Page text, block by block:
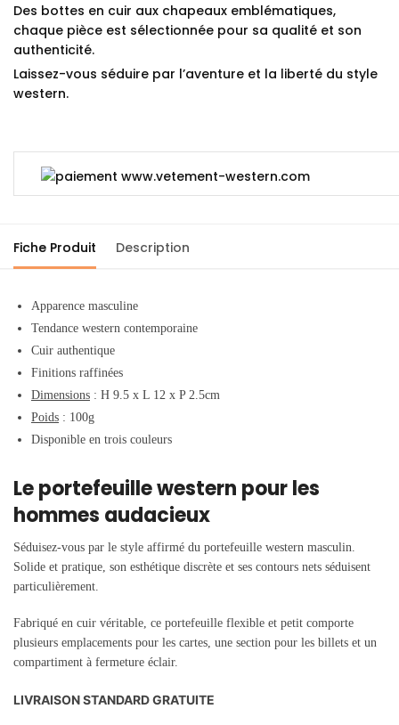
Des bottes en cuir aux chapeaux emblématiques,
chaque pièce est sélectionnée pour sa qualité et son
authenticité.
Laissez-vous séduire par l’aventure et la liberté du style
western.
Fiche Produit Description
Apparence masculine
Tendance western contemporaine
Cuir authentique
Finitions raffinées
Dimensions : H 9.5 x L 12 x P 2.5cm
Poids : 100g
Disponible en trois couleurs
Le portefeuille western pour les
hommes audacieux
Séduisez-vous par le style affirmé du portefeuille western masculin.
Solide et pratique, son esthétique discrète et ses contours nets séduisent
particulièrement.
Fabriqué en cuir véritable, ce portefeuille flexible et petit comporte
plusieurs emplacements pour les cartes, une section pour les billets et un
compartiment à fermeture éclair.
LIVRAISON STANDARD GRATUITE